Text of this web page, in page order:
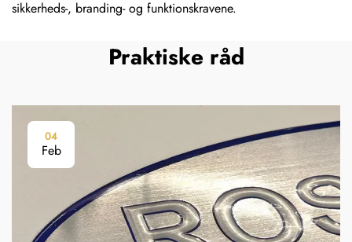
sikkerheds-, branding- og funktionskravene.
Praktiske råd
04
Feb